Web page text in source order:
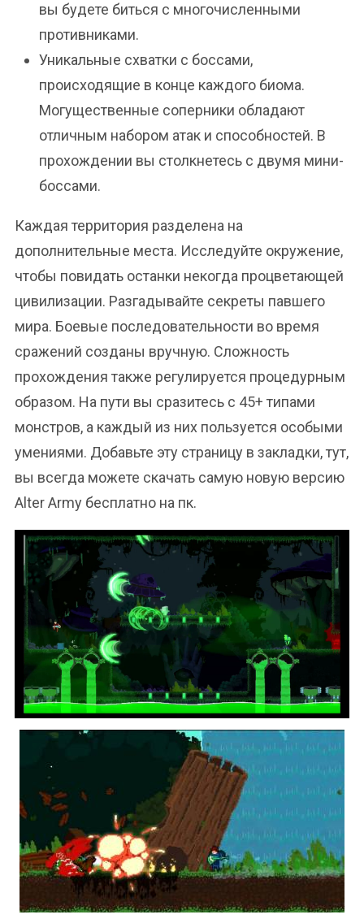
вы будете биться с многочисленными
противниками.
Уникальные схватки с боссами,
происходящие в конце каждого биома.
Могущественные соперники обладают
отличным набором атак и способностей. В
прохождении вы столкнетесь с двумя мини-
боссами.
Каждая территория разделена на
дополнительные места. Исследуйте окружение,
чтобы повидать останки некогда процветающей
цивилизации. Разгадывайте секреты павшего
мира. Боевые последовательности во время
сражений созданы вручную. Сложность
прохождения также регулируется процедурным
образом. На пути вы сразитесь с 45+ типами
монстров, а каждый из них пользуется особыми
умениями. Добавьте эту страницу в закладки, тут,
вы всегда можете скачать самую новую версию
Alter Army бесплатно на пк.